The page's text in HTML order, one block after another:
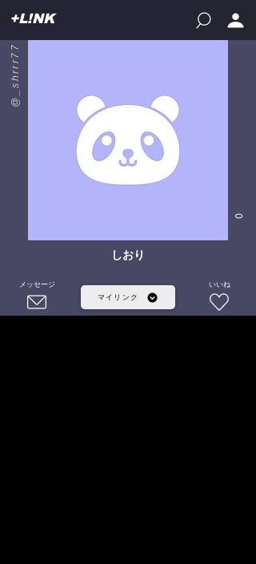
+L!NK
@_shrrr77
0
しおり
メッセージ
マイリンク
いいね